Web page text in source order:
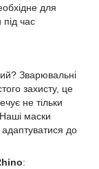
для
час
Зварювальні
захисту, це
не тільки
маски
до
: